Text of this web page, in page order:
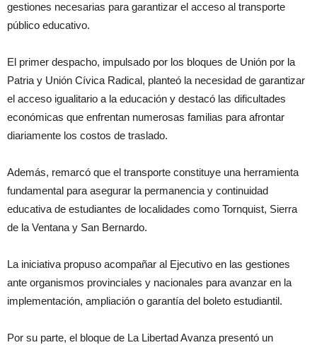
gestiones necesarias para garantizar el acceso al transporte
público educativo.
El primer despacho, impulsado por los bloques de Unión por la
Patria y Unión Cívica Radical, planteó la necesidad de garantizar
el acceso igualitario a la educación y destacó las dificultades
económicas que enfrentan numerosas familias para afrontar
diariamente los costos de traslado.
Además, remarcó que el transporte constituye una herramienta
fundamental para asegurar la permanencia y continuidad
educativa de estudiantes de localidades como Tornquist, Sierra
de la Ventana y San Bernardo.
La iniciativa propuso acompañar al Ejecutivo en las gestiones
ante organismos provinciales y nacionales para avanzar en la
implementación, ampliación o garantía del boleto estudiantil.
Por su parte, el bloque de La Libertad Avanza presentó un